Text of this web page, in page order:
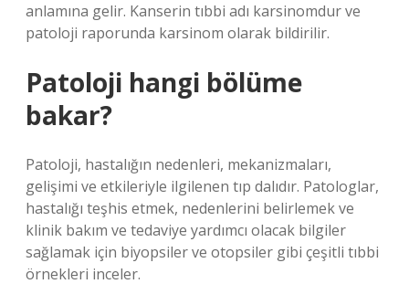
anlamına gelir. Kanserin tıbbi adı karsinomdur ve
patoloji raporunda karsinom olarak bildirilir.
Patoloji hangi bölüme
bakar?
Patoloji, hastalığın nedenleri, mekanizmaları,
gelişimi ve etkileriyle ilgilenen tıp dalıdır. Patologlar,
hastalığı teşhis etmek, nedenlerini belirlemek ve
klinik bakım ve tedaviye yardımcı olacak bilgiler
sağlamak için biyopsiler ve otopsiler gibi çeşitli tıbbi
örnekleri inceler.